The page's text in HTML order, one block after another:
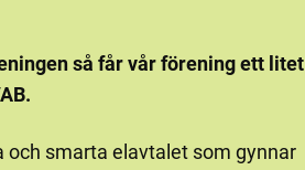
så får vår förening ett litet
och smarta elavtalet som gynnar